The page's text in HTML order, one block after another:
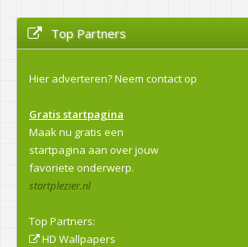
Top Partners
Hier adverteren?Neem contact op
Gratis startpagina
Maak nu gratis een
startpagina aan over jouw
favoriete onderwerp.
startplezier.nl
Top Partners:
HD Wallpapers